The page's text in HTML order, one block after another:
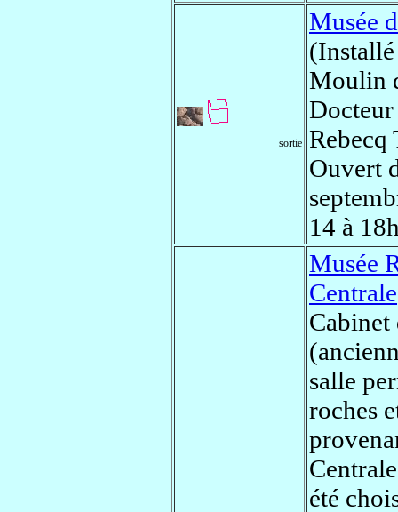
sortie
Musée
Moulin
Rebecq
Ouvert
14 à
Musée
Centrale
Cabinet
salle
roches
été